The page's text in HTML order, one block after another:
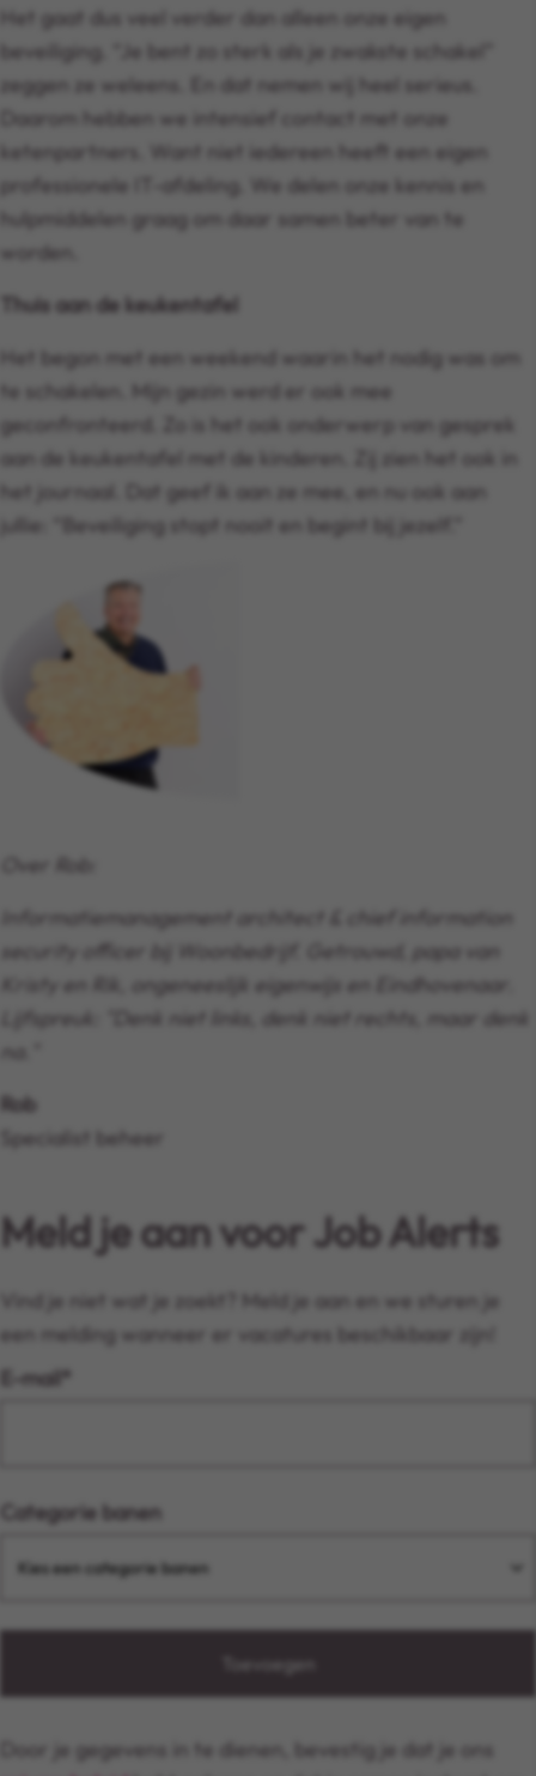
Het gaat dus veel verder dan alleen onze eigen
beveiliging. “Je bent zo sterk als je zwakste schakel”
zeggen ze weleens. En dat nemen wij heel serieus.
Daarom hebben we intensief contact met onze
ketenpartners. Want niet iedereen heeft een eigen
professionele IT-afdeling. We delen onze kennis en
hulpmiddelen graag om daar samen beter van te
worden.
Thuis aan de keukentafel
Het begon met een weekend waarin het nodig was om
te schakelen. Mijn gezin werd er ook mee
geconfronteerd. Zo is het ook onderwerp van gesprek
aan de keukentafel met de kinderen. Zij zien het ook in
het journaal. Dat geef ik aan ze mee, en nu ook aan
jullie: “Beveiliging stopt nooit en begint bij jezelf.”
Over Rob:
Informatiemanagement architect & chief information
security officer bij Woonbedrijf. Getrouwd, papa van
Kristy en Rik, ongeneeslijk eigenwijs en Eindhovenaar.
Lijfspreuk: "Denk niet links, denk niet rechts, maar denk
na."
Rob
Specialist beheer
Meld je aan voor Job Alerts
Vind je niet wat je zoekt? Meld je aan en we sturen je
een melding wanneer er vacatures beschikbaar zijn!
E-mail
Categorie banen
Toevoegen
Door je gegevens in te dienen, bevestig je dat je ons